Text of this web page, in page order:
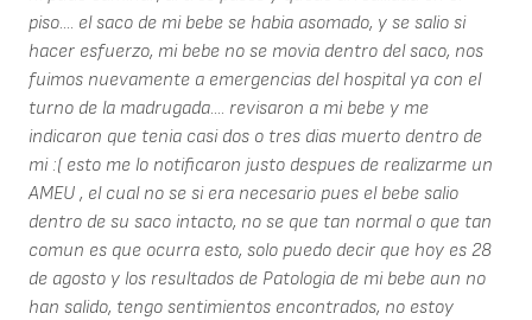
piso.... el saco de mi bebe se habia asomado, y se salio si
hacer esfuerzo, mi bebe no se movia dentro del saco, nos
fuimos nuevamente a emergencias del hospital ya con el
turno de la madrugada.... revisaron a mi bebe y me
indicaron que tenia casi dos o tres dias muerto dentro de
mi :( esto me lo notificaron justo despues de realizarme un
AMEU , el cual no se si era necesario pues el bebe salio
dentro de su saco intacto, no se que tan normal o que tan
comun es que ocurra esto, solo puedo decir que hoy es 28
de agosto y los resultados de Patologia de mi bebe aun no
han salido, tengo sentimientos encontrados, no estoy